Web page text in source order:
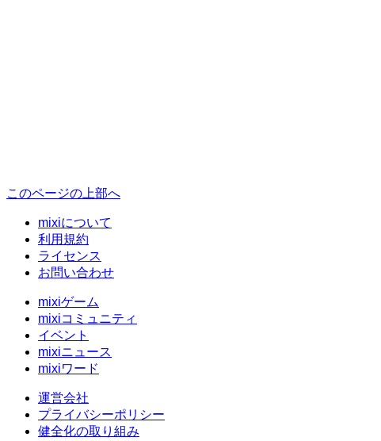
このページの上部へ
mixiについて
利用規約
ライセンス
お問い合わせ
mixiゲーム
mixiコミュニティ
イベント
mixiニュース
mixiワード
運営会社
プライバシーポリシー
健全化の取り組み